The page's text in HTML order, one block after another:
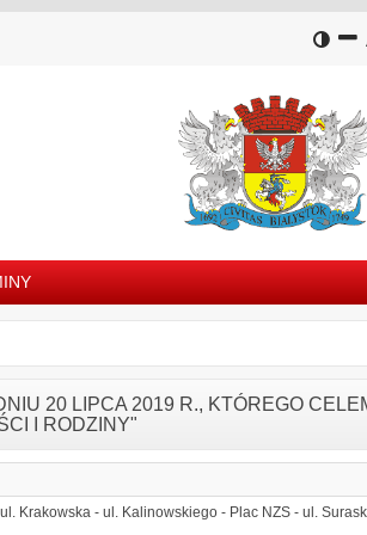
20 LIPCA 2019 R., KTÓREGO
I RODZINY"
Krakowska - ul. Kalinowskiego - Plac NZS - ul.